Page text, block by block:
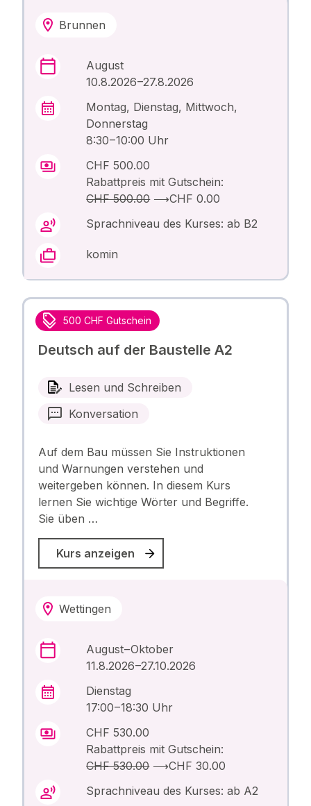
Brunnen
August
10.8.2026 –27.8.2026
Montag, Dienstag, Mittwoch,
Donnerstag
8:30 – 10:00 Uhr
CHF 500.00
Rabattpreis mit Gutschein:
CHF 500.00⟶CHF 0.00
Sprachniveau des Kurses: ab B2
komin
500 CHF Gutschein
Deutsch auf der Baustelle A2
Lesen und Schreiben
Konversation
Auf dem Bau müssen Sie Instruktionen
und Warnungen verstehen und
weitergeben können. In diesem Kurs
lernen Sie wichtige Wörter und Begriffe.
Sie üben …
Kurs anzeigen
Wettingen
August – Oktober
11.8.2026 –27.10.2026
Dienstag
17:00 – 18:30 Uhr
CHF 530.00
Rabattpreis mit Gutschein:
CHF 530.00⟶CHF 30.00
Sprachniveau des Kurses: ab A2